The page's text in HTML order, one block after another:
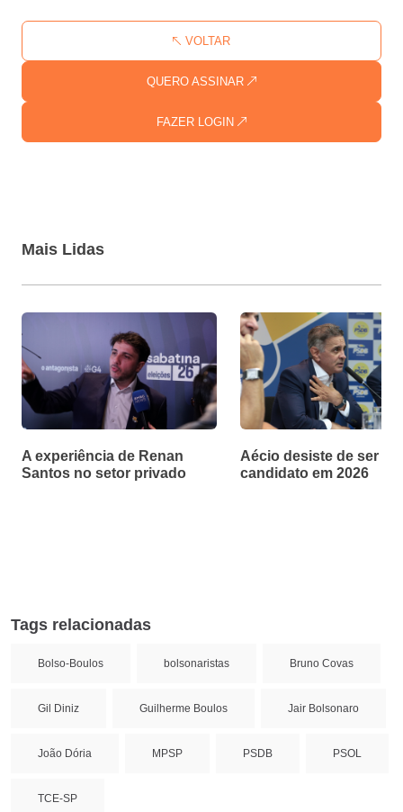
FAZER LOGIN
QUERO ASSINAR
VOLTAR
Mais Lidas
A experiência de Renan
Santos no setor privado
Aécio desiste de ser
candidato em 2026
Tags relacionadas
Bolso-Boulos bolsonaristas Bruno Covas
Gil Diniz Guilherme Boulos Jair Bolsonaro
João Dória MPSP PSDB PSOL
TCE-SP